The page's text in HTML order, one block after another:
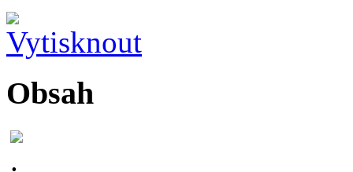
Obsah